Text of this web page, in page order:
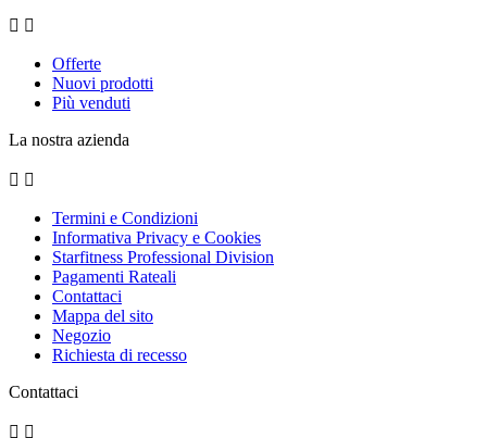
 
Offerte
Nuovi prodotti
Più venduti
La nostra azienda
 
Termini e Condizioni
Informativa Privacy e Cookies
Starfitness Professional Division
Pagamenti Rateali
Contattaci
Mappa del sito
Negozio
Richiesta di recesso
Contattaci
 